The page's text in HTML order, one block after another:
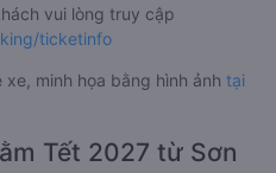
vui lòng truy cập
ticketinfo
minh họa bằng hình ảnh tại
Tết 2027 từ Sơn